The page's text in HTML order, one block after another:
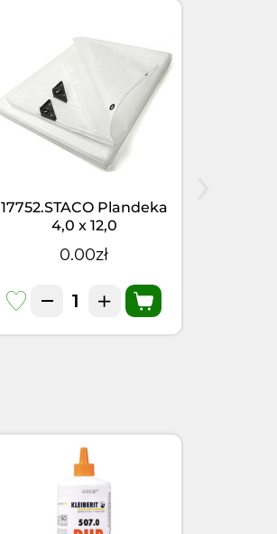
17752.STACO Plandeka
4,0 x 12,0
mtr.STACOFLEX
0.00zł